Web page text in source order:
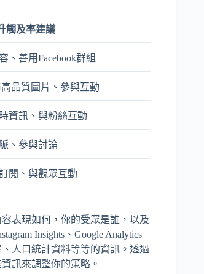
觸及率建議
、善用Facebook群組
品質圖片、參與互動
資訊、與粉絲互動
、參與討論
閱、與觀眾互動
容表現如何，你的受眾是誰，以及
Insights、Google Analytics
人口統計資料等等的資訊。透過
訊來調整你的策略。